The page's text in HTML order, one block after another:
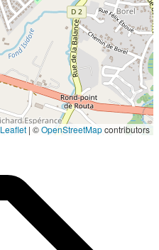
Leaflet | ©OpenStreetMapcontributors